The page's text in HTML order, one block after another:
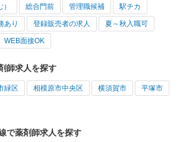
総合門前 管理職候補 駅チカ
あり 登録販売者の求人 夏～秋入職可
WEB面接OK
師求人を探す
緑区 相模原市中央区 横須賀市 平塚市
で薬剤師求人を探す